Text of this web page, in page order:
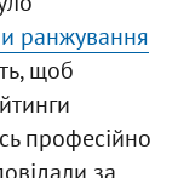
ранжування
щоб
професійно
за